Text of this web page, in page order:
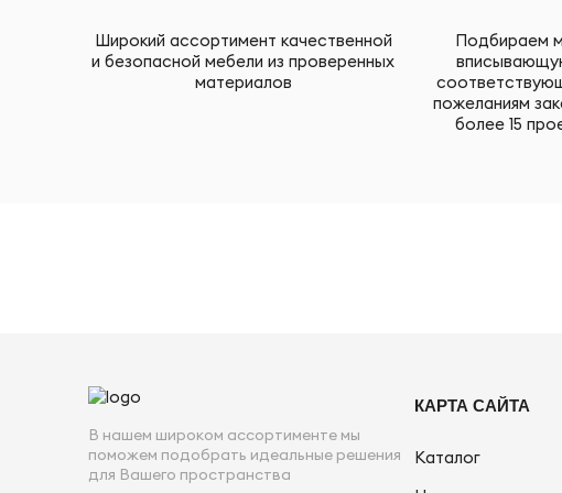
Широкий ассортимент качественной
и безопасной мебели из проверенных
материалов
Подбираем
пожеланиям
более 15
В нашем широком ассортименте мы
поможем подобрать идеальные решения
для Вашего пространства
КАРТА САЙТА
Каталог